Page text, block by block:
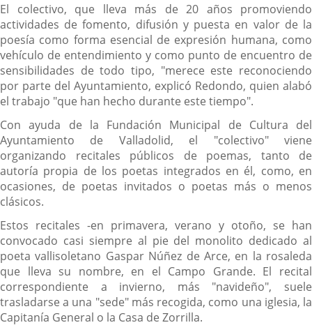
El colectivo, que lleva más de 20 años promoviendo
actividades de fomento, difusión y puesta en valor de la
poesía como forma esencial de expresión humana, como
vehículo de entendimiento y como punto de encuentro de
sensibilidades de todo tipo, "merece este reconociendo
por parte del Ayuntamiento, explicó Redondo, quien alabó
el trabajo "que han hecho durante este tiempo".
Con ayuda de la Fundación Municipal de Cultura del
Ayuntamiento de Valladolid, el "colectivo" viene
organizando recitales públicos de poemas, tanto de
autoría propia de los poetas integrados en él, como, en
ocasiones, de poetas invitados o poetas más o menos
clásicos.
Estos recitales -en primavera, verano y otoño, se han
convocado casi siempre al pie del monolito dedicado al
poeta vallisoletano Gaspar Núñez de Arce, en la rosaleda
que lleva su nombre, en el Campo Grande. El recital
correspondiente a invierno, más "navideño", suele
trasladarse a una "sede" más recogida, como una iglesia, la
Capitanía General o la Casa de Zorrilla.